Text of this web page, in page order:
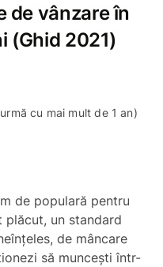
de vânzare în
(Ghid 2021)
cu mai mult de 1 an)
de populară pentru
un standard
de mâncare
să muncești într-